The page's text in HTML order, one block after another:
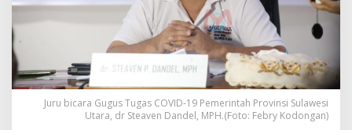
a
r
M
e
r
Juru bicara Gugus Tugas COVID-19 Pemerintah Provinsi Sulawesi
Utara, dr Steaven Dandel, MPH.(Foto: Febry Kodongan)